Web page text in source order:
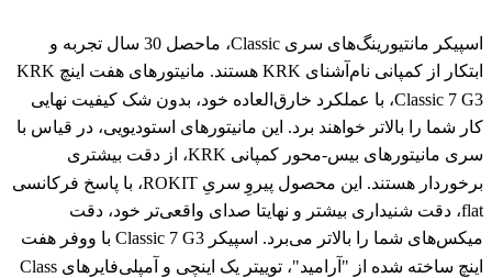
اسپیکر مانتیورینگ‌های سری Classic، ماحصل 30 سال تجربه و
ابتکار از کمپانی نام‌آشنای KRK هستند. مانیتورهای هفت اینچ KRK
Classic 7 G3، با عملکرد خارق‌العاده خود، بدون شک کیفیت نهایی
کار شما را بالاتر خواهند برد. این مانیتورهای استودیویی، در قیاس با
سری مانیتورهای بیس-محور کمپانی KRK، از دقت بیشتری
برخوردار هستند. این محصول پیروِ سریِ ROKIT، با پاسخ فرکانسی
flat، دقت شنیداری بیشتر و نهایتا صدای واقعی‌تر خود، دقت
میکس‌‌های شما را بالاتر می‌برد. اسپیکر Classic 7 G3 با ووفر هفت
اینچ ساخته شده از "آرامید"، توییتر یک اینچی و آمپلی‌فایرهای Class